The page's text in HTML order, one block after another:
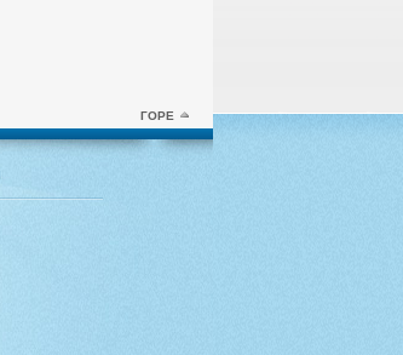
ГОРЕ